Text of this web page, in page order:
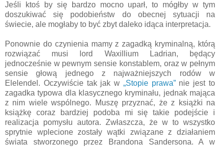
Jeśli ktoś by się bardzo mocno uparł, to mógłby w tym
doszukiwać się podobieństw do obecnej sytuacji na
świecie, ale mogłaby to być zbyt daleko idąca interpretacja.
Ponownie do czynienia mamy z zagadką kryminalną, którą
rozwiązać musi lord Waxillium Ladrian, będący
jednocześnie w pewnym sensie konstablem, oraz w pełnym
sensie głową jednego z najważniejszych rodów w
Elelendel. Oczywiście tak jak w „Stopie prawa”nie jest to
zagadka typowa dla klasycznego kryminału, jednak mająca
z nim wiele wspólnego. Muszę przyznać, że z książki na
książkę coraz bardziej podoba mi się takie podejście i
realizacja pomysłu autora. Zwłaszcza, że w to wszystko
sprytnie wplecione zostały wątki związane z działaniem
świata stworzonego przez Brandona Sandersona. A w